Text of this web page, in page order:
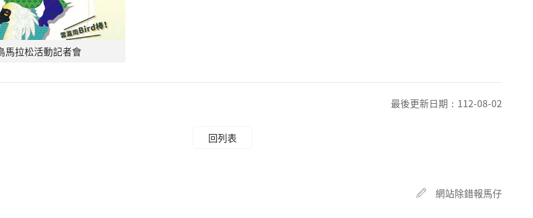
馬拉松活動記者會
最後更新日期： 112-08-02
回列表
網站除錯報馬仔